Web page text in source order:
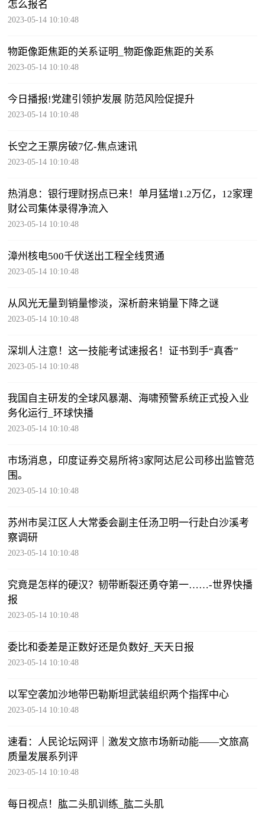
怎么报名
2023-05-14 10:10:48
物距像距焦距的关系证明_物距像距焦距的关系
2023-05-14 10:10:48
今日播报!党建引领护发展 防范风险促提升
2023-05-14 10:10:48
长空之王票房破7亿-焦点速讯
2023-05-14 10:10:48
热消息：银行理财拐点已来！单月猛增1.2万亿，12家理
财公司集体录得净流入
2023-05-14 10:10:48
漳州核电500千伏送出工程全线贯通
2023-05-14 10:10:48
从风光无量到销量惨淡，深析蔚来销量下降之谜
2023-05-14 10:10:48
深圳人注意！这一技能考试速报名！证书到手“真香”
2023-05-14 10:10:48
我国自主研发的全球风暴潮、海啸预警系统正式投入业
务化运行_环球快播
2023-05-14 10:10:48
市场消息，印度证券交易所将3家阿达尼公司移出监管范
围。
2023-05-14 10:10:48
苏州市吴江区人大常委会副主任汤卫明一行赴白沙溪考
察调研
2023-05-14 10:10:48
究竟是怎样的硬汉？韧带断裂还勇夺第一……-世界快播
报
2023-05-14 10:10:48
委比和委差是正数好还是负数好_天天日报
2023-05-14 10:10:48
以军空袭加沙地带巴勒斯坦武装组织两个指挥中心
2023-05-14 10:10:48
速看：人民论坛网评｜激发文旅市场新动能——文旅高
质量发展系列评
2023-05-14 10:10:48
每日视点！肱二头肌训练_肱二头肌